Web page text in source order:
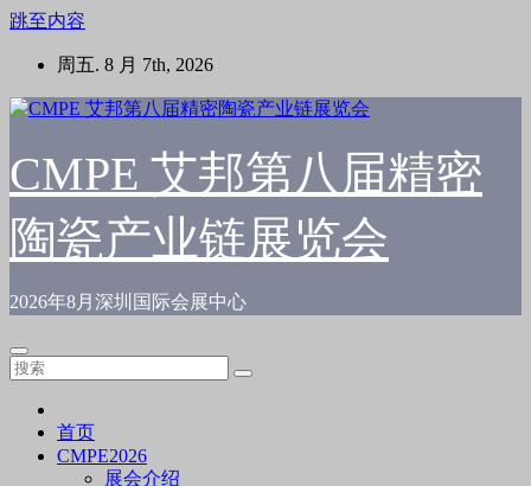
跳至内容
周五. 8 月 7th, 2026
CMPE 艾邦第八届精密
陶瓷产业链展览会
2026年8月深圳国际会展中心
首页
CMPE2026
展会介绍